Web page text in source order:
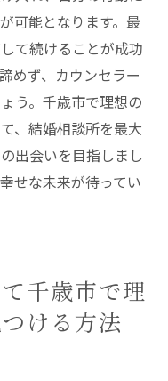
可能となります。最
て続けることが成功
めず、カウンセラー
う。千歳市で理想の
、結婚相談所を最大
出会いを目指しまし
せな未来が待ってい
千歳市で理
ける方法